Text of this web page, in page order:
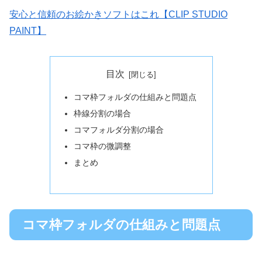
安心と信頼のお絵かきソフトはこれ【CLIP STUDIO
PAINT】
目次
コマ枠フォルダの仕組みと問題点
枠線分割の場合
コマフォルダ分割の場合
コマ枠の微調整
まとめ
コマ枠フォルダの仕組みと問題点